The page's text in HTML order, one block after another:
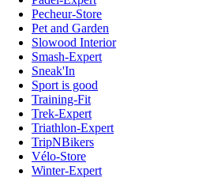
Pecheur-Store
Pet and Garden
Slowood Interior
Smash-Expert
Sneak'In
Sport is good
Training-Fit
Trek-Expert
Triathlon-Expert
TripNBikers
Vélo-Store
Winter-Expert